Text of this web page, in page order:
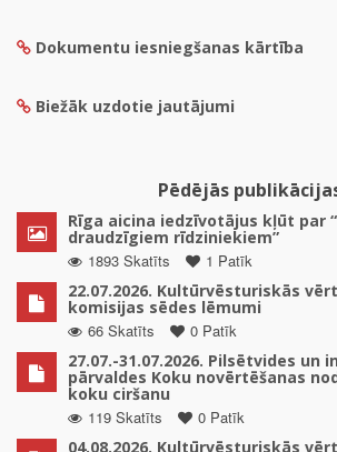
Dokumentu iesniegšanas kārtība
Biežāk uzdotie jautājumi
Pēdējās
Rīga aicina iedzīvotājus kļūt par
draudzīgiem rīdziniekiem”
1893 Skatīts
1 Patīk
22.07.2026. Kultūrvēsturiskās
komisijas sēdes lēmumi
66 Skatīts
0 Patīk
27.07.-31.07.2026. Pilsētvides un
pārvaldes Koku novērtēšanas
koku ciršanu
119 Skatīts
0 Patīk
04.08.2026. Kultūrvēsturiskās